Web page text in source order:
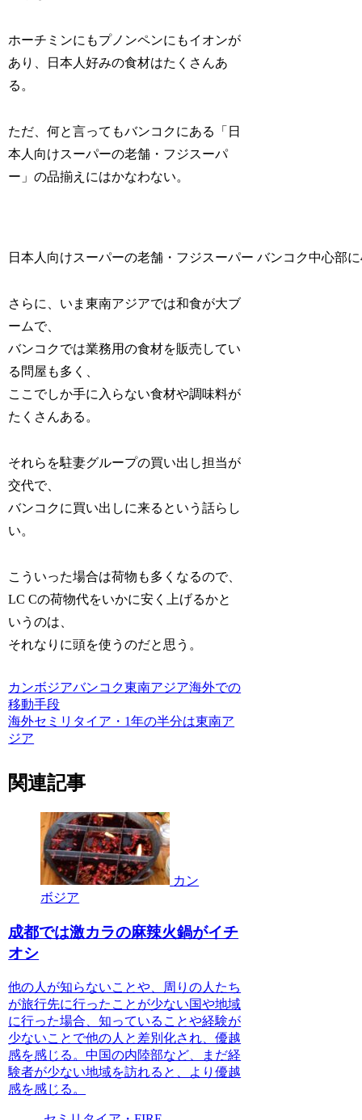
ホーチミンにもプノンペンにもイオンが
あり、日本人好みの食材はたくさんあ
る。
ただ、何と言ってもバンコクにある
「日
本人向けスーパーの老舗・フジスーパ
ー」の品揃えにはかなわない。
日本人向けスーパーの老舗・フジスーパー バンコク中心部
さらに、いま東南アジアでは和食が大ブ
ームで、
バンコクでは業務用の食材を販売してい
る問屋も多く、
ここでしか手に入らない食材や調味料が
たくさんある。
それらを駐妻グループの買い出し担当が
交代で、
バンコクに買い出しに来るという話らし
い。
こういった場合は荷物も多くなるので、
LC Cの荷物代をいかに安く上げるかと
いうのは、
それなりに頭を使うのだと思う。
カンボジアバンコク東南アジア海外での
移動手段
海外セミリタイア・1年の半分は東南ア
ジア
関連記事
カン
ボジア
成都では激カラの麻辣火鍋がイチ
オシ
他の人が知らないことや、周りの人たち
が旅行先に行ったことが少ない国や地域
に行った場合、知っていることや経験が
少ないことで他の人と差別化され、優越
感を感じる。中国の内陸部など、まだ経
験者が少ない地域を訪れると、より優越
感を感じる。